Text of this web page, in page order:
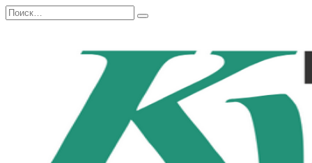
Перейти
к
Search
for: